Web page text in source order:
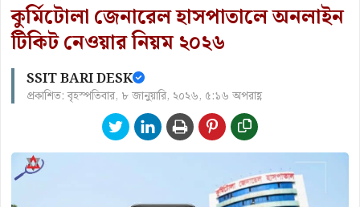
কুর্মিটোলা জেনারেল হাসপাতালে অনলাইন
টিকিট নেওয়ার নিয়ম ২০২৬
SSIT BARI DESK
প্রকাশিত: বৃহস্পতিবার, ৮ জানুয়ারি, ২০২৬, ৫:১৬ অপরাহ্ণ